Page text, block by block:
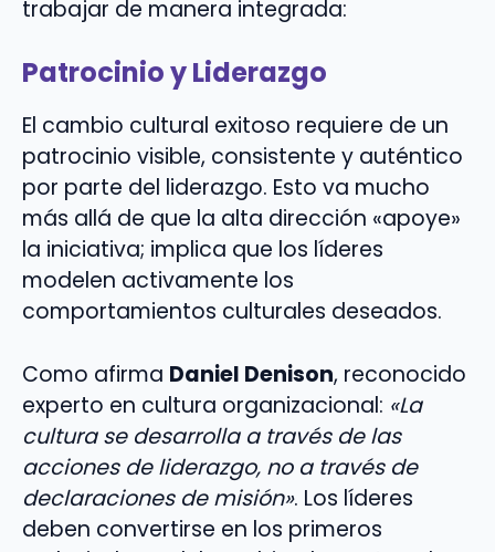
trabajar de manera integrada:
Patrocinio y Liderazgo
El cambio cultural exitoso requiere de un
patrocinio visible, consistente y auténtico
por parte del liderazgo. Esto va mucho
más allá de que la alta dirección «apoye»
la iniciativa; implica que los líderes
modelen activamente los
comportamientos culturales deseados.
Como afirma Daniel Denison, reconocido
experto en cultura organizacional: «La
cultura se desarrolla a través de las
acciones de liderazgo, no a través de
declaraciones de misión». Los líderes
deben convertirse en los primeros